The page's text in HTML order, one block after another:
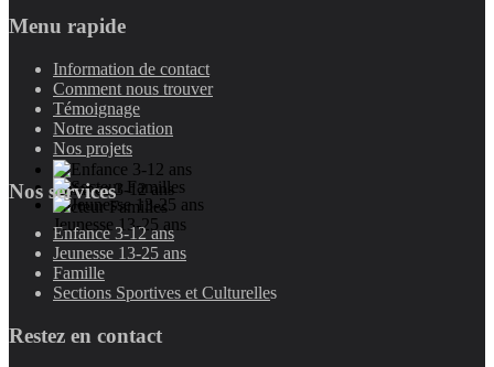
Enfance 3-12 ans
Secteur Familles
Jeunesse 13-25 ans
Menu rapide
Information de contact
Comment nous trouver
Témoignage
Notre association
Nos projets
Nos services
Enfance 3-12 ans
Jeunesse 13-25 ans
Famille
Sections Sportives et Culturelles
Restez en contact